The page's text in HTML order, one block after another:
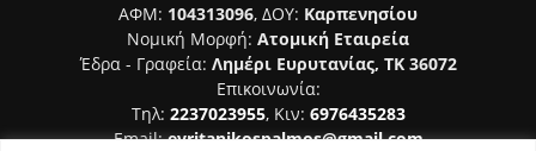
ΑΦΜ: 104313096, ΔΟΥ: Καρπενησίου
Νομική Μορφή: Ατομική Εταιρεία
Έδρα - Γραφεία: Λημέρι Ευρυτανίας, ΤΚ 36072
Επικοινωνία:
Τηλ: 2237023955, Κιν: 6976435283
Email:evritanikospalmos@gmail.com